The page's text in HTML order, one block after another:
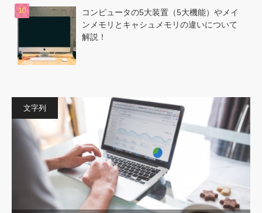
コンピュータの5大装置（5大機能）やメイ
ンメモリとキャシュメモリの違いについて
解説！
文字列